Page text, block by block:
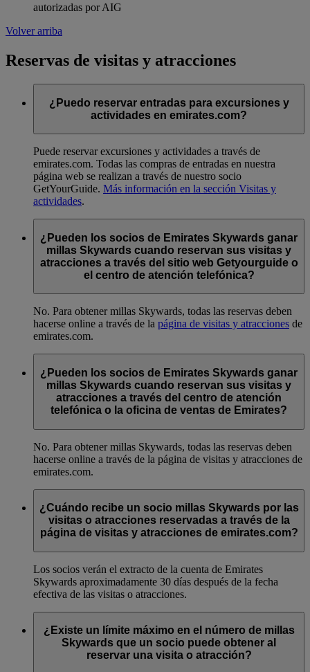
autorizadas por AIG
Volver arriba
Reservas de visitas y atracciones
¿Puedo reservar entradas para excursiones y
actividades en emirates.com?
Puede reservar excursiones y actividades a través de
emirates.com. Todas las compras de entradas en nuestra
página web se realizan a través de nuestro socio
GetYourGuide. Más información en la sección Visitas y
actividades.
¿Pueden los socios de Emirates Skywards ganar
millas Skywards cuando reservan sus visitas y
atracciones a través del sitio web Getyourguide o
el centro de atención telefónica?
No. Para obtener millas Skywards, todas las reservas deben
hacerse online a través de la página de visitas y atracciones de
emirates.com.
¿Pueden los socios de Emirates Skywards ganar
millas Skywards cuando reservan sus visitas y
atracciones a través del centro de atención
telefónica o la oficina de ventas de Emirates?
No. Para obtener millas Skywards, todas las reservas deben
hacerse online a través de la página de visitas y atracciones de
emirates.com.
¿Cuándo recibe un socio millas Skywards por las
visitas o atracciones reservadas a través de la
página de visitas y atracciones de emirates.com?
Los socios verán el extracto de la cuenta de Emirates
Skywards aproximadamente 30 días después de la fecha
efectiva de las visitas o atracciones.
¿Existe un límite máximo en el número de millas
Skywards que un socio puede obtener al
reservar una visita o atracción?